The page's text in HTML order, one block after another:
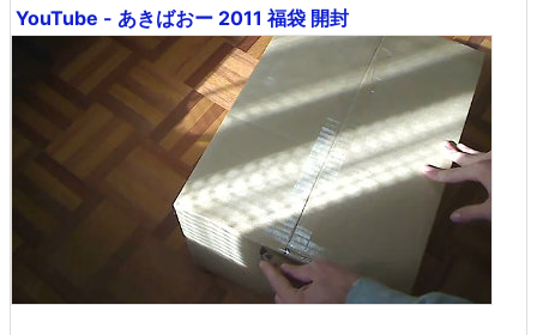
YouTube - あきばおー 2011 福袋 開封